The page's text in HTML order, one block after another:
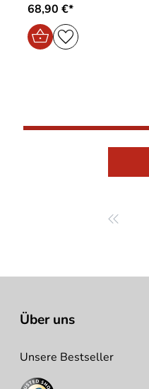
68,90 €*
Über uns
Unsere Bestseller